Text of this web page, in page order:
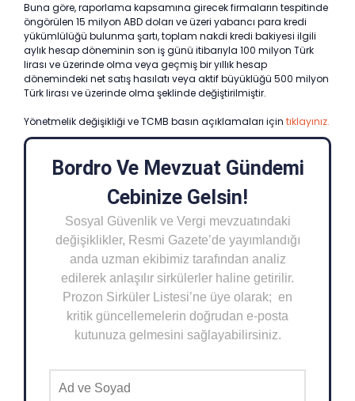
Buna göre, raporlama kapsamına girecek firmaların tespitinde
öngörülen 15 milyon ABD doları ve üzeri yabancı para kredi
yükümlülüğü bulunma şartı, toplam nakdi kredi bakiyesi ilgili
aylık hesap döneminin son iş günü itibarıyla 100 milyon Türk
lirası ve üzerinde olma veya geçmiş bir yıllık hesap
dönemindeki net satış hasılatı veya aktif büyüklüğü 500 milyon
Türk lirası ve üzerinde olma şeklinde değiştirilmiştir.
Yönetmelik değişikliği ve TCMB basın açıklamaları için tıklayınız.
Bordro Ve Mevzuat Gündemi
Cebinize Gelsin!
Sosyal Güvenlik ve Vergi mevzuatındaki
değişiklikler, Resmi Gazete’de yayımlandığı
anda uzman ekibimiz tarafından analiz
edilerek anlaşılır sirkülerler haline getirilir.
Prozon Sirküler Listesi’ne üye olarak; en
kritik güncellemelerin doğrudan e-posta
kutunuza gelmesini sağlayabilirsiniz.